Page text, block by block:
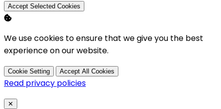
Accept Selected Cookies
We use cookies to ensure that we give you the best
experience on our website.
Cookie Setting Accept All Cookies
Read privacy policies
Close
✕